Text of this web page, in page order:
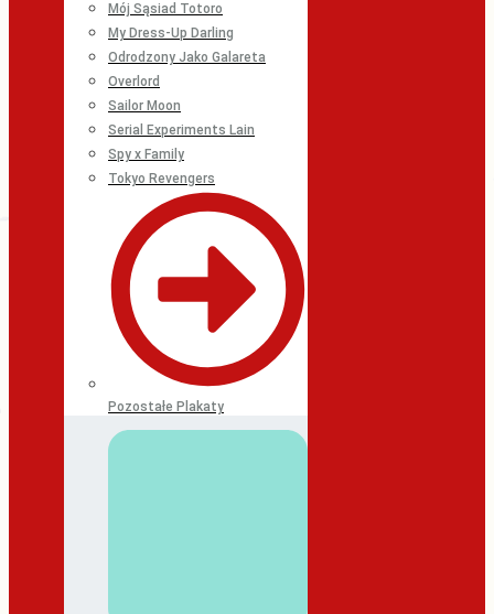
Mój Sąsiad Totoro
My Dress-Up Darling
Odrodzony Jako Galareta
Overlord
Sailor Moon
Serial Experiments Lain
Spy x Family
Tokyo Revengers
Pozostałe Plakaty